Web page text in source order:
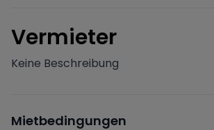
Vermieter
Keine Beschreibung
Mietbedingungen